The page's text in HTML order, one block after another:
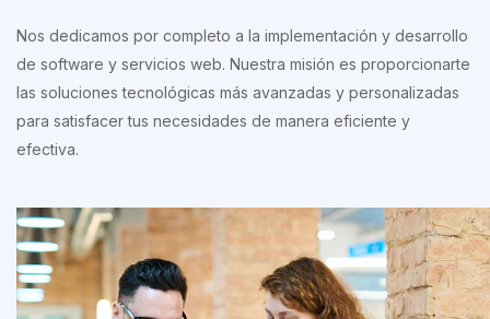
Nos dedicamos por completo a la implementación y desarrollo
de software y servicios web. Nuestra misión es proporcionarte
las soluciones tecnológicas más avanzadas y personalizadas
para satisfacer tus necesidades de manera eficiente y
efectiva.